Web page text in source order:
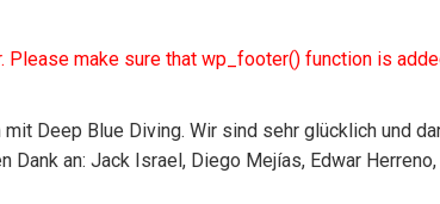
make sure that wp_footer() function is
Deep Blue Diving. Wir sind sehr glücklich und
an: Jack Israel, Diego Mejías, Edwar